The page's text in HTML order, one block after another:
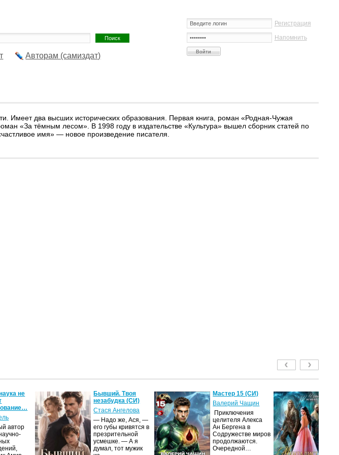
Регистрация
Напомнить
Авторам (самиздат)
два высших исторических образования. Первая книга, роман «Родная-Чужая
«За тёмным лесом». В 1998 году в издательстве «Культура» вышел сборник статей по
имя» — новое произведение писателя.
не
автор
Бывший. Твоя
незабудка (СИ)
Стася Ангелова
— Надо же, Ася, —
его губы кривятся в
презрительной
усмешке. — А я
думал, тот мужик
Мастер 15 (СИ)
Валерий Чащин
Приключения
целителя Алекса
Ан Бергена в
Содружестве миров
продолжаются.
Очередной…